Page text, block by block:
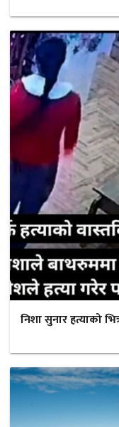
निशा सुनार हत्याको